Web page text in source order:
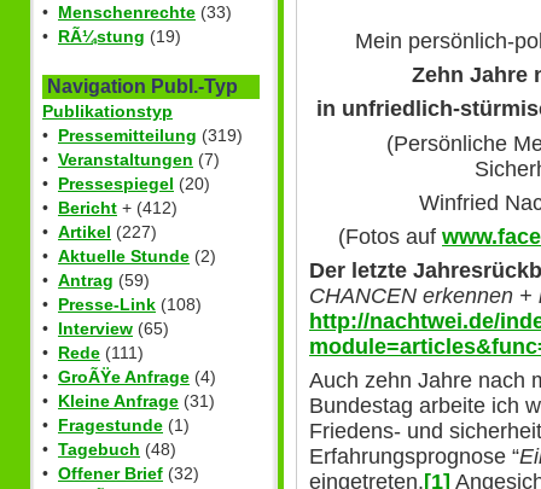
• Menschenrechte (33)
• RÃ¼stung (19)
Navigation Publ.-Typ
Publikationstyp
• Pressemitteilung (319)
• Veranstaltungen (7)
• Pressespiegel (20)
• Bericht + (412)
• Artikel (227)
• Aktuelle Stunde (2)
• Antrag (59)
• Presse-Link (108)
• Interview (65)
• Rede (111)
• GroÃŸe Anfrage (4)
• Kleine Anfrage (31)
• Fragestunde (1)
• Tagebuch (48)
• Offener Brief (32)
Mein persönlich-
Zehn Jahre
in unfriedlich-
(Persönliche
Winfried
(Fotos auf
Der letzte
CHANCEN erkennen +
http://nachtwei.de/
Auch zehn Jahre nach
Bundestag arbeite ich
Friedens- und
Erfahrungsprognose “
eingetreten. [1]